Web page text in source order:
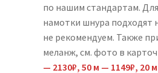
по нашим стандартам.
намотки шнура подходят
не рекомендуем. Также
меланж, см. фото в
— 2130₽, 50 м — 1149₽, 20